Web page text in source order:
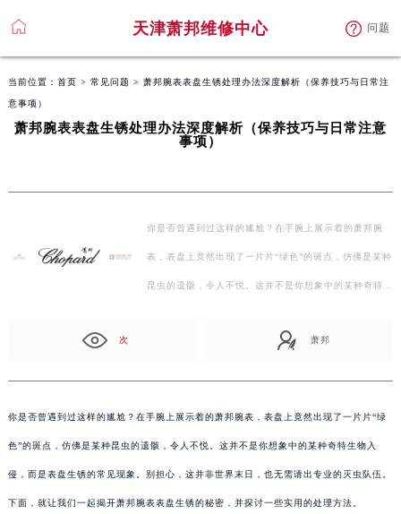
天津萧邦维修中心 问题
当前位置： 首页 > 常见问题 > 萧邦腕表表盘生锈处理办法深度解析（保养技巧与日常注
意事项）
萧邦腕表表盘生锈处理办法深度解析（保养技巧与日常注意
事项）
你是否曾遇到过这样的尴尬？在手腕上展示着的萧邦腕
表，表盘上竟然出现了一片片“绿色”的斑点，仿佛是某种
昆虫的遗骸，令人不悦。这并不是你想象中的某种奇特
次 萧邦
你是否曾遇到过这样的尴尬？在手腕上展示着的萧邦腕表，表盘上竟然出现了一片片“绿
色”的斑点，仿佛是某种昆虫的遗骸，令人不悦。这并不是你想象中的某种奇特生物入
侵，而是表盘生锈的常见现象。别担心，这并非世界末日，也无需请出专业的灭虫队伍。
下面，就让我们一起揭开萧邦腕表表盘生锈的秘密，并探讨一些实用的处理方法。